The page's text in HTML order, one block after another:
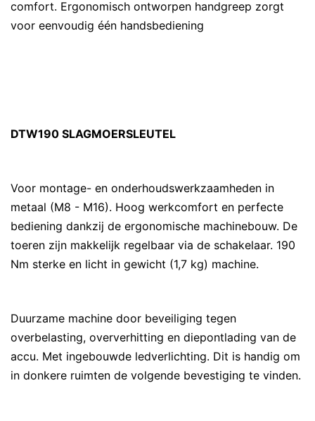
comfort. Ergonomisch ontworpen handgreep zorgt
voor eenvoudig één handsbediening
DTW190 SLAGMOERSLEUTEL
Voor montage- en onderhoudswerkzaamheden in
metaal (M8 - M16). Hoog werkcomfort en perfecte
bediening dankzij de ergonomische machinebouw. De
toeren zijn makkelijk regelbaar via de schakelaar. 190
Nm sterke en licht in gewicht (1,7 kg) machine.
Duurzame machine door beveiliging tegen
overbelasting, oververhitting en diepontlading van de
accu. Met ingebouwde ledverlichting. Dit is handig om
in donkere ruimten de volgende bevestiging te vinden.